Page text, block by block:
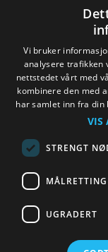
Vilkår og
© Byen Vår
Vi bruker
analysere trafikken
nettstedet vårt med
kombinere den med
har samlet inn fra din
VIS
STRENGT
MÅLRETTING
UGRADERT